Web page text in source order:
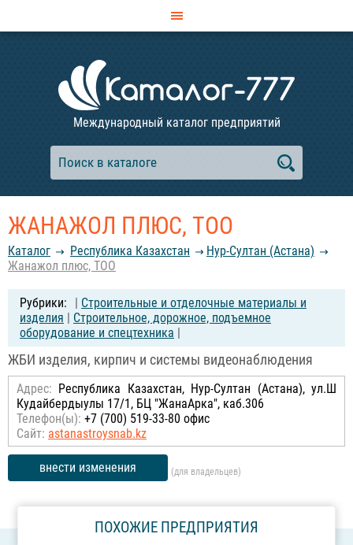
Международный каталог предприятий
ЖАНАЖОЛ ПЛЮС, ТОО
Каталог Республика Казахстан
Нур-Султан (Астана)
Жанажол плюс, ТОО
| Строительные и отделочные материалы и
изделия | Строительное, дорожное, подъемное
оборудование и спецтехника |
ЖБИ изделия, кирпич и системы видеонаблюдения
Адрес: Республика Казахстан, Нур-Султан (Астана), ул.Ш
Кудайбердыулы 17/1, БЦ "ЖанаАрка", каб.306
Телефон(ы): +7 (700) 519-33-80 офис
Сайт: astanastroysnab.kz
внести изменения (для владельцев)
ПОХОЖИЕ ПРЕДПРИЯТИЯ